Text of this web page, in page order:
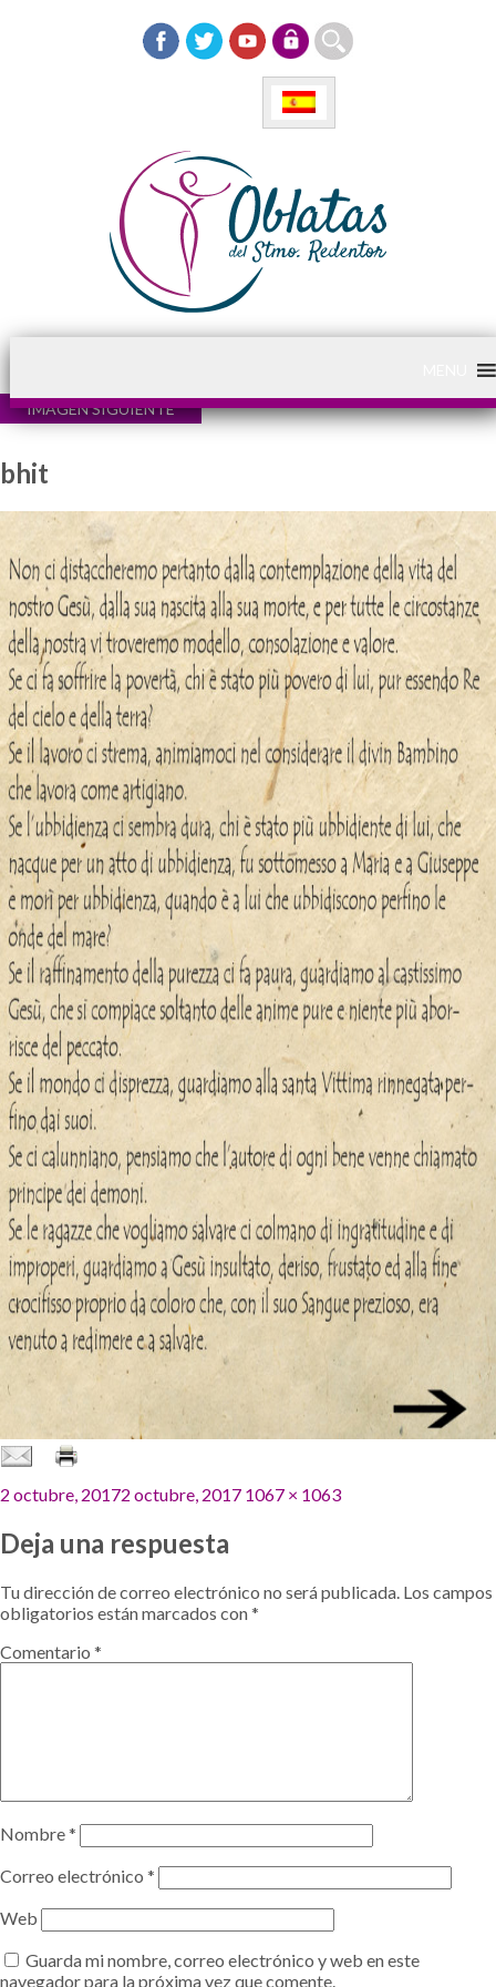
IMAGEN SIGUIENTE
bhit
Publicado
2 octubre, 20172 octubre, 2017 Tamaño
1067 × 1063
Deja una respuesta
Tu dirección de correo electrónico no será publicada. Los campos
obligatorios están marcados con*
Comentario *
Nombre*
Correo electrónico *
Web
Guarda mi nombre, correo electrónico y web en este
navegador para la próxima vez que comente.